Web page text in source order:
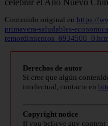
Contenido original en https://
primavera-saludables-
Derechos de autor
Si cree que algún
intelectual, contacte en
Copyright notice
If you believe any